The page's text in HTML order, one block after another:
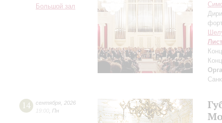
Большой зал
Лист
14 сентября 2026
19:00 Пн